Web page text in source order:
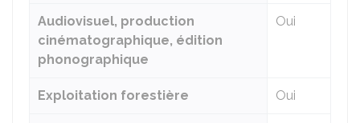
Audiovisuel, production
cinématographique, édition
phonographique
Oui
Exploitation forestière Oui